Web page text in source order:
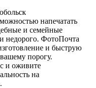
напечатать
и семейные
недорого. ФотоПочта
и быструю
порогу.
и оживите
на